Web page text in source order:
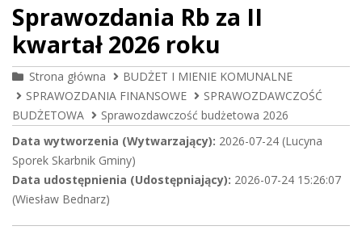
Sprawozdania Rb za II
kwartał 2026 roku
Strona główna
BUDŻET I MIENIE KOMUNALNE
SPRAWOZDANIA FINANSOWE
SPRAWOZDAWCZOŚĆ
BUDŻETOWA
Sprawozdawczość budżetowa 2026
Data wytworzenia (Wytwarzający): 2026-07-24 (Lucyna
Sporek Skarbnik Gminy)
Data udostępnienia (Udostępniający): 2026-07-24 15:26:07
(Wiesław Bednarz)